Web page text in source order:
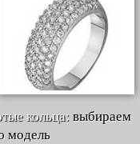
кольца:выбираем
модель